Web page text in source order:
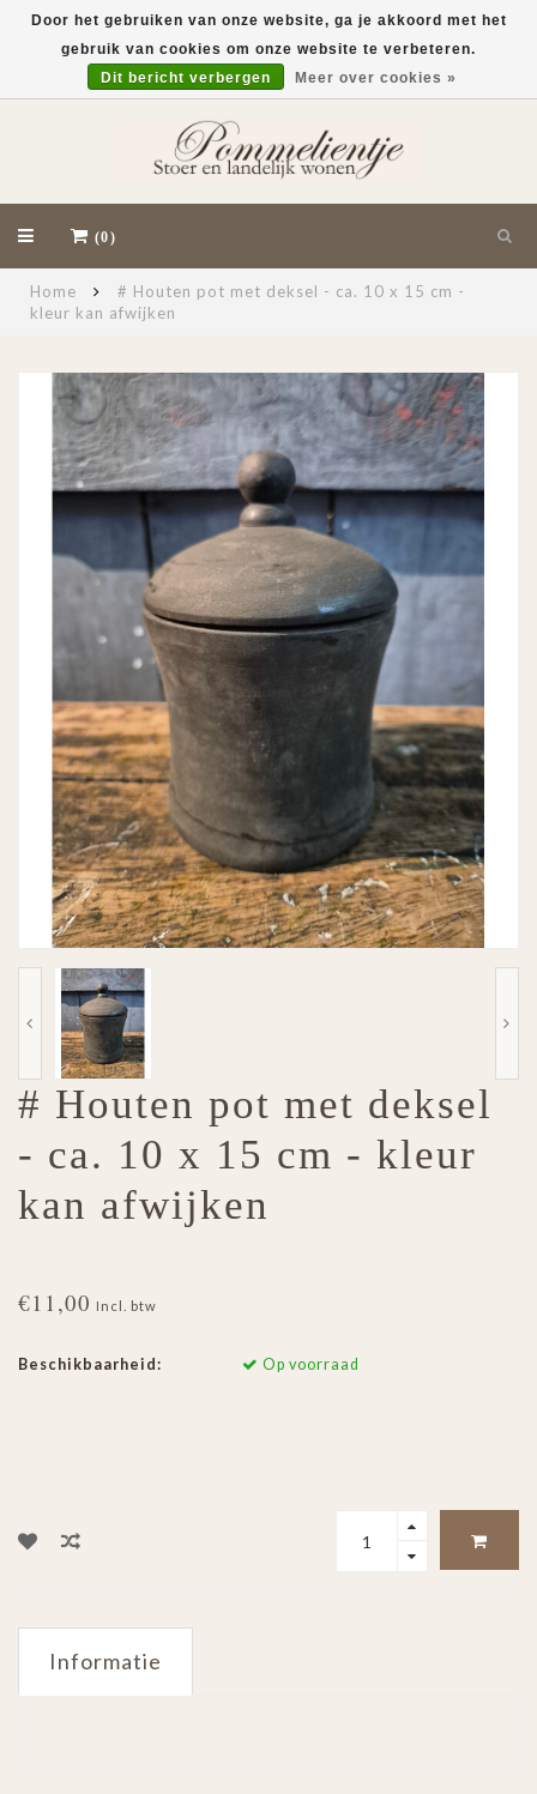
(0)
Home
# Houten pot met deksel - ca. 10 x 15 cm -
kleur kan afwijken
# Houten pot met deksel
- ca. 10 x 15 cm - kleur
kan afwijken
€11,00 Incl. btw
Beschikbaarheid: Op voorraad
Informatie
Door het gebruiken van onze website, ga je akkoord met het
gebruik van cookies om onze website te verbeteren.
Dit bericht verbergen
Meer over cookies »